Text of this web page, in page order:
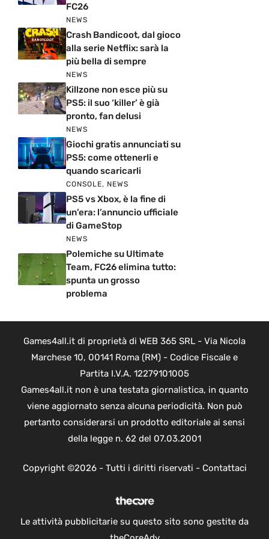
FC26
NEWS
Crash Bandicoot, dal gioco
alla serie Netflix: sarà la
più bella di sempre
NEWS
Killzone non esce più su
PS5: il suo ‘killer’ è già
pronto, fan delusi
NEWS
Giochi gratis annunciati su
PS5: come ottenerli e
quando scaricarli
CONSOLE, NEWS
PS5 vs Xbox, è la fine di
un’era: l’annuncio ufficiale
di GameStop
NEWS
Polemiche su Ultimate
Team, FC26 elimina tutto:
spunta un grosso
problema
Games4all.it di proprietà di WEB 365 SRL - Via Nicola
Marchese 10, 00141 Roma (RM) - Codice Fiscale e
Partita I.V.A. 12279101005
Games4all.it non è una testata giornalistica, in quanto
viene aggiornato senza alcuna periodicità. Non può
pertanto considerarsi un prodotto editoriale ai sensi
della legge n. 62 del 07.03.2001
Copyright ©2026 - Tutti i diritti riservati - Contattaci
Le attività pubblicitarie su questo sito sono gestite da